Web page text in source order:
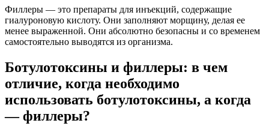
Филлеры — это препараты для инъекций, содержащие
гиалуроновую кислоту. Они заполняют морщину, делая ее
менее выраженной. Они абсолютно безопасны и со временем
самостоятельно выводятся из организма.
Ботулотоксины и филлеры: в чем
отличие, когда необходимо
использовать ботулотоксины, а когда
— филлеры?